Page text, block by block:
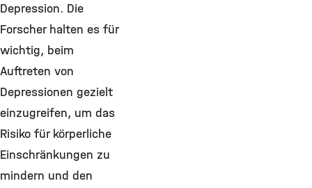
Depression. Die
Forscher halten es für
wichtig, beim
Auftreten von
Depressionen gezielt
einzugreifen, um das
Risiko für körperliche
Einschränkungen zu
mindern und den